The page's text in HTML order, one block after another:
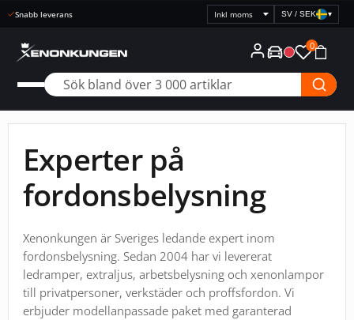
Snabb leverans
Välj
prisvisning
SV / SEK ▾
0
Experter på
fordonsbelysning
Xenonkungen är Sveriges ledande expert inom
fordonsbelysning. Sedan 2004 har vi levererat
ledramper, extraljus, arbetsbelysning och xenonlampor
till privatpersoner, verkstäder och proffsfordon. Vi
erbjuder modellanpassade paket med garanterad